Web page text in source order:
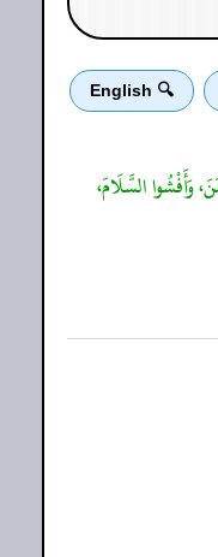
🔍 English
وَأَفْشُوا السَّلَامَ،